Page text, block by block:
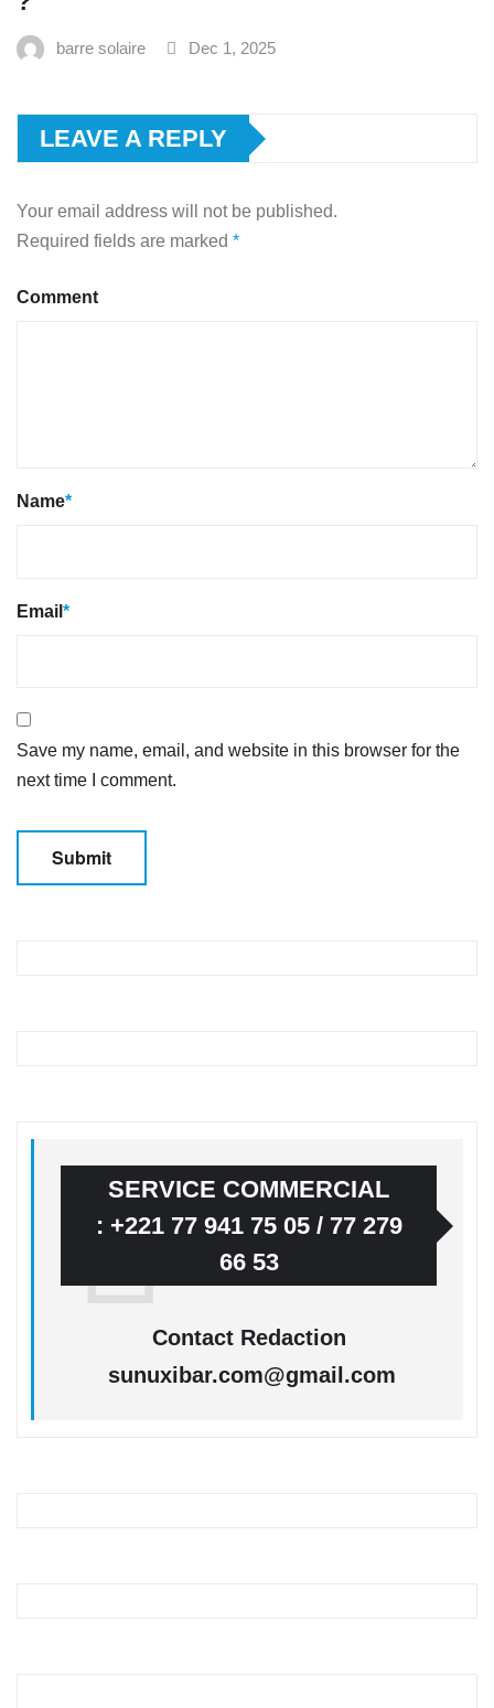
barre solaire Dec 1, 2025
LEAVE A REPLY
Your email address will not be published.
Required fields are marked *
Comment
Name*
Email *
Save my name, email, and website in this browser for the
next time I comment.
SERVICE COMMERCIAL
: +221 77 941 75 05 / 77 279
66 53
Contact Redaction
sunuxibar.com@gmail.com